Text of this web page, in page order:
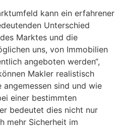
kann ein erfahrener
Unterschied
Marktes und die
uns, von Immobilien
angeboten werden“,
Makler realistisch
angemessen sind und wie
einer bestimmten
bedeutet dies nicht nur
mehr Sicherheit im